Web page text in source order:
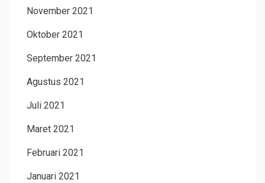
November 2021
Oktober 2021
September 2021
Agustus 2021
Juli 2021
Maret 2021
Februari 2021
Januari 2021